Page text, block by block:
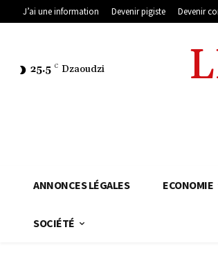
J’ai une information Devenir pigiste Devenir
25.5 C Dzaoudzi
ANNONCES LÉGALES ECONOMIE
SOCIÉTÉ